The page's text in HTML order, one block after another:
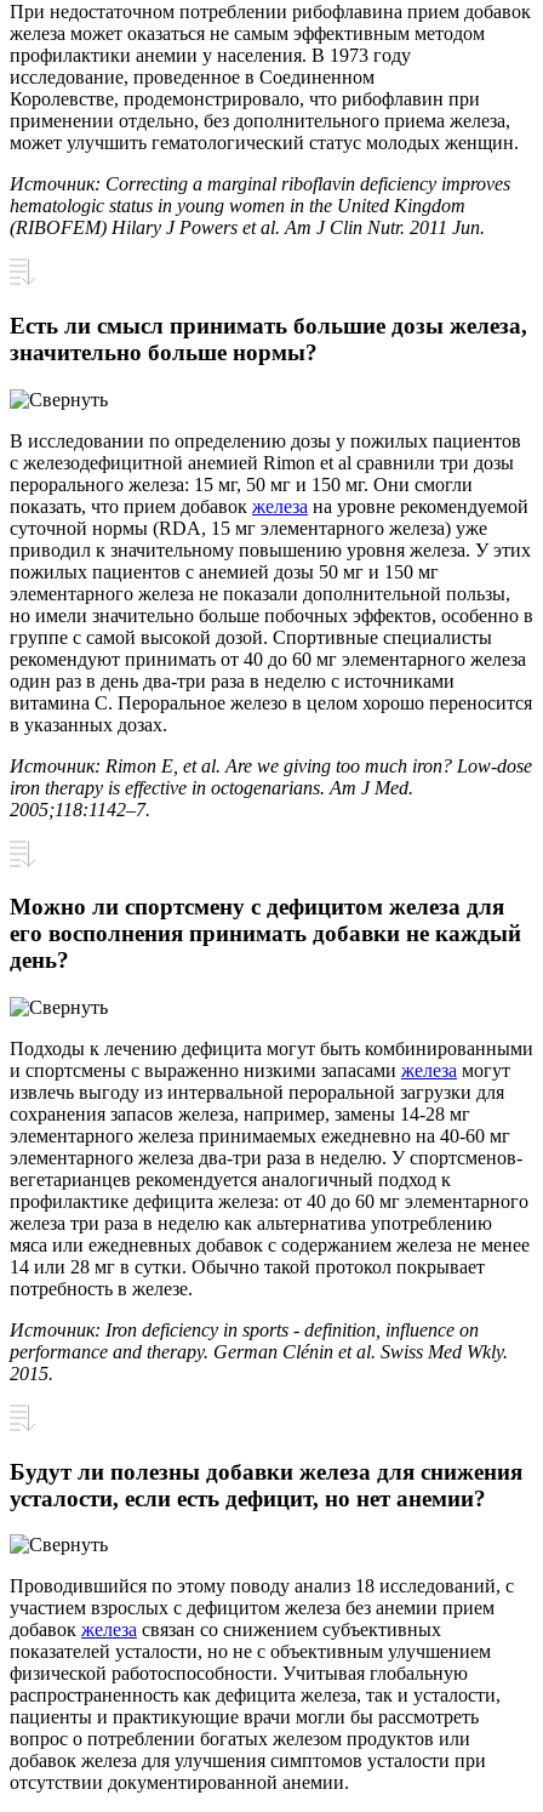
При недостаточном потреблении рибофлавина прием добавок
железа может оказаться не самым эффективным методом
профилактики анемии у населения. В 1973 году
исследование, проведенное в Соединенном
Королевстве, продемонстрировало, что рибофлавин при
применении отдельно, без дополнительного приема железа,
может улучшить гематологический статус молодых женщин.
Источник: Correcting a marginal riboflavin deficiency improves
hematologic status in young women in the United Kingdom
(RIBOFEM) Hilary J Powers et al. Am J Clin Nutr. 2011 Jun.
Есть ли смысл принимать большие дозы железа,
значительно больше нормы?
В исследовании по определению дозы у пожилых пациентов
с железодефицитной анемией Rimon et al сравнили три дозы
перорального железа: 15 мг, 50 мг и 150 мг. Они смогли
показать, что прием добавок железа на уровне рекомендуемой
суточной нормы (RDA, 15 мг элементарного железа) уже
приводил к значительному повышению уровня железа. У этих
пожилых пациентов с анемией дозы 50 мг и 150 мг
элементарного железа не показали дополнительной пользы,
но имели значительно больше побочных эффектов, особенно в
группе с самой высокой дозой. Спортивные специалисты
рекомендуют принимать от 40 до 60 мг элементарного железа
один раз в день два-три раза в неделю с источниками
витамина С. Пероральное железо в целом хорошо переносится
в указанных дозах.
Источник: Rimon E, et al. Are we giving too much iron? Low-dose
iron therapy is effective in octogenarians. Am J Med.
2005;118:1142–7.
Можно ли спортсмену с дефицитом железа для
его восполнения принимать добавки не каждый
день?
Подходы к лечению дефицита могут быть комбинированными
и спортсмены с выраженно низкими запасами железа могут
извлечь выгоду из интервальной пероральной загрузки для
сохранения запасов железа, например, замены 14-28 мг
элементарного железа принимаемых ежедневно на 40-60 мг
элементарного железа два-три раза в неделю. У спортсменов-
вегетарианцев рекомендуется аналогичный подход к
профилактике дефицита железа: от 40 до 60 мг элементарного
железа три раза в неделю как альтернатива употреблению
мяса или ежедневных добавок с содержанием железа не менее
14 или 28 мг в сутки. Обычно такой протокол покрывает
потребность в железе.
Источник: Iron deficiency in sports - definition, influence on
performance and therapy. German Clénin et al. Swiss Med Wkly.
2015.
Будут ли полезны добавки железа для снижения
усталости, если есть дефицит, но нет анемии?
Проводившийся по этому поводу анализ 18 исследований, с
участием взрослых с дефицитом железа без анемии прием
добавок железа связан со снижением субъективных
показателей усталости, но не с объективным улучшением
физической работоспособности. Учитывая глобальную
распространенность как дефицита железа, так и усталости,
пациенты и практикующие врачи могли бы рассмотреть
вопрос о потреблении богатых железом продуктов или
добавок железа для улучшения симптомов усталости при
отсутствии документированной анемии.